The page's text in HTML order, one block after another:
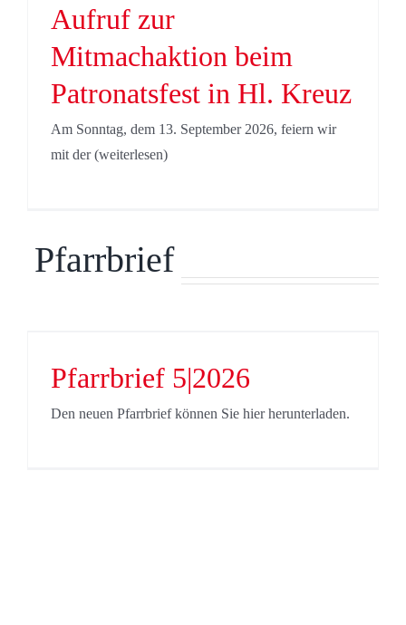
Aufruf zur
Mitmachaktion beim
Patronatsfest in Hl. Kreuz
Am Sonntag, dem 13. September 2026, feiern wir
mit der (weiterlesen)
Pfarrbrief
Pfarrbrief 5|2026
Den neuen Pfarrbrief können Sie hier herunterladen.